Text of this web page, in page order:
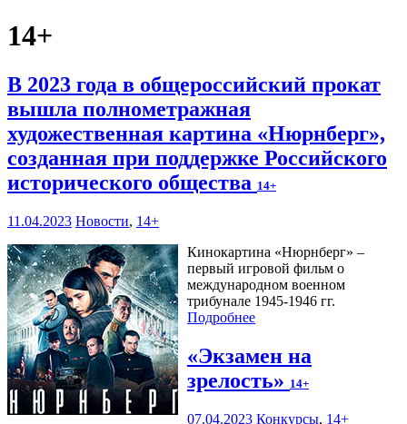
14+
В 2023 года в общероссийский прокат
вышла полнометражная
художественная картина «Нюрнберг»,
созданная при поддержке Российского
исторического общества 14+
11.04.2023 Новости, 14+
Кинокартина «Нюрнберг» –
первый игровой фильм о
международном военном
трибунале 1945-1946 гг.
Подробнее
«Экзамен на
зрелость» 14+
07.04.2023 Конкурсы, 14+